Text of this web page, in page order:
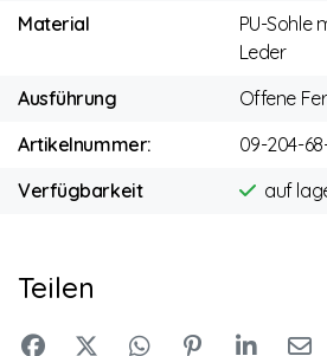
Material
PU-Sohle
Leder
Ausführung
Offene
Artikelnummer:
09-204-
Verfügbarkeit
auf
Teilen